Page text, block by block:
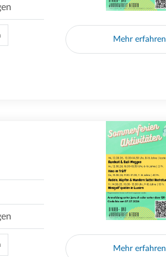
Mehr erfahren
Mehr erfahren